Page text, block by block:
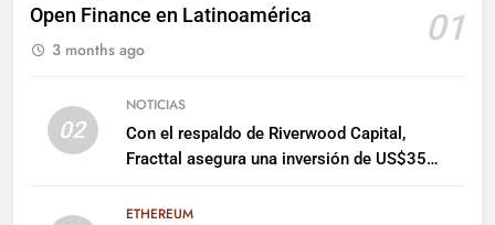
Open Finance en Latinoamérica
01
3 months ago
02
NOTICIAS
Con el respaldo de Riverwood Capital,
Fracttal asegura una inversión de US$35
ETHEREUM